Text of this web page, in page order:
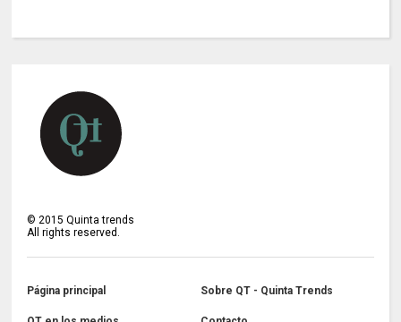
©2015 Quinta trends
All rights reserved.
Página principal Sobre QT - Quinta Trends